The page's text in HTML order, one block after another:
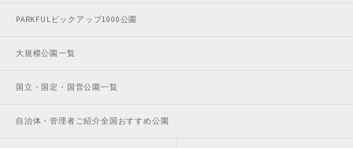
PARKFULピックアップ1000公園
大規模公園一覧
国立・国定・国営公園一覧
自治体・管理者ご紹介全国おすすめ公園